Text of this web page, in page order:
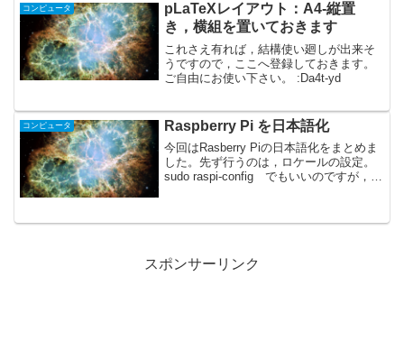
コンピュータ
pLaTeXレイアウト：A4-縦置
き，横組を置いておきます
これさえ有れば，結構使い廻しが出来そ
うですので，ここへ登録しておきます。
ご自由にお使い下さい。 :Da4t-yd
コンピュータ Raspberry Pi を日本語化
今回はRasberry Piの日本語化をまとめま
した。先ず行うのは，ロケールの設定。
sudo raspi-config でもいいのですが，い
スポンサーリンク